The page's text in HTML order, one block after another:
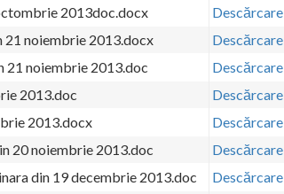
2013doc.docx
Descărcare
21 noiembrie 2013.docx
Descărcare
21 noiembrie 2013.doc
Descărcare
2013.doc
Descărcare
2013.docx
Descărcare
20 noiembrie 2013.doc
Descărcare
din 19 decembrie 2013.doc
Descărcare